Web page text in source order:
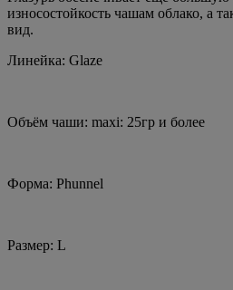
износостойкость чашам облако, а
вид.
Линейка: Glaze
Объём чаши: maxi: 25гр и более
Форма: Phunnel
Размер: L